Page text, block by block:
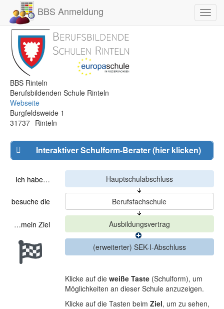
BBS Anmeldung
BBS Rinteln
Berufsbildenden Schule Rinteln
Webseite
Burgfeldsweide 1
31737 Rinteln
Interaktiver Schulform-Berater (hier klicken)
Ich habe…
besuche die
…mein Ziel
Klicke auf die weiße Taste(Schulform), um
Möglichkeiten an dieser Schule anzuzeigen.
Klicke auf die Tasten beim Ziel, um zu sehen,